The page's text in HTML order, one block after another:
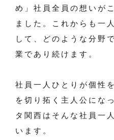
め」社員全員の想いが
ました。これからも一
して、どのような分野
業であり続けます。
社員一人ひとりが個性
を切り拓く主人公にな
タ関西はそんな社員一
います。